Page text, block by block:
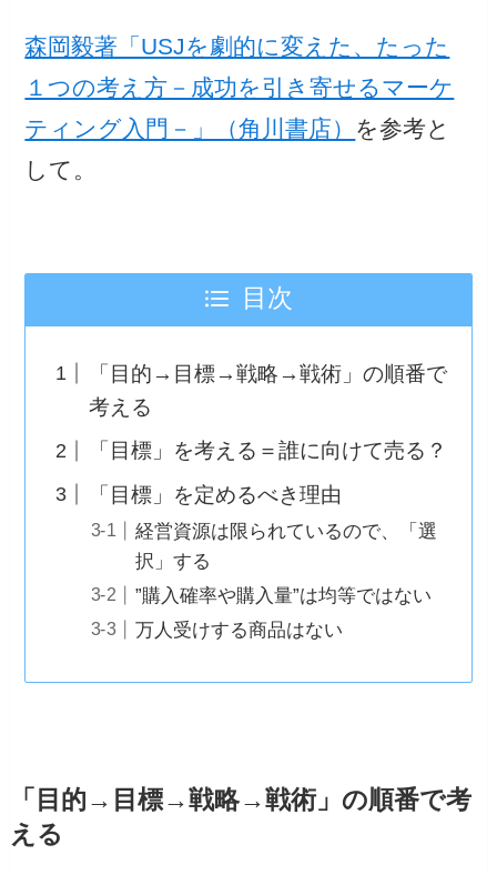
森岡毅著「USJを劇的に変えた、たった
１つの考え方－成功を引き寄せるマーケ
ティング入門－」（角川書店） を参考と
して。
目次
「目的→目標→戦略→戦術」の順番で
考える
「目標」を考える＝誰に向けて売る？
「目標」を定めるべき理由
経営資源は限られているので、「選
択」する
”購入確率や購入量”は均等ではない
万人受けする商品はない
「目的→目標→戦略→戦術」の順番で考
える